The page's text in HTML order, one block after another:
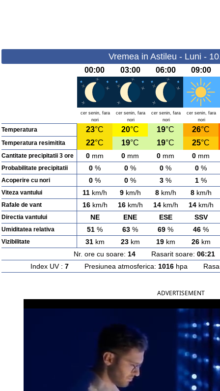
Vremea in Astileu - Luni -
00:00 03:00 06:00 09:00
cer senin, fara
nori
cer senin, fara
nori
cer senin, fara
nori
cer senin, fara
nori
Temperatura 23°C 20°C 19°C 26°C
Temperatura resimitita 22°C 19°C 19°C 25°C
Cantitate precipitatii 3 ore 0 mm 0 mm 0 mm 0 mm
Probabilitate precipitatii 0 % 0 % 0 % 0 %
Acoperire cu nori 0 % 0 % 3 % 1 %
Viteza vantului 11 km/h 9km/h 8km/h 8km/h
Rafale de vant 16km/h 16km/h 14km/h 14km/h
Directia vantului NE ENE ESE SSV
Umiditatea relativa 51 % 63 % 69 % 46 %
Vizibilitate 31km 23km 19km 26km
Nr. ore cu soare: 14Rasarit soare: 06:21
Index UV : 7Presiunea atmosferica: 1016hpa
ADVERTISEMENT